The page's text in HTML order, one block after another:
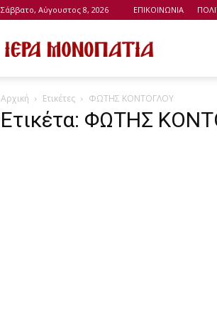
Σάββατο, Αύγουστος 8, 2026 ΕΠΙΚΟΙΝΩΝΙΑ
Μονοπάτια
Αρχική Ετικέτες ΦΩΤΗΣ ΚΟΝΤΟΓΛΟΥ
Ετικέτα: ΦΩΤΗΣ